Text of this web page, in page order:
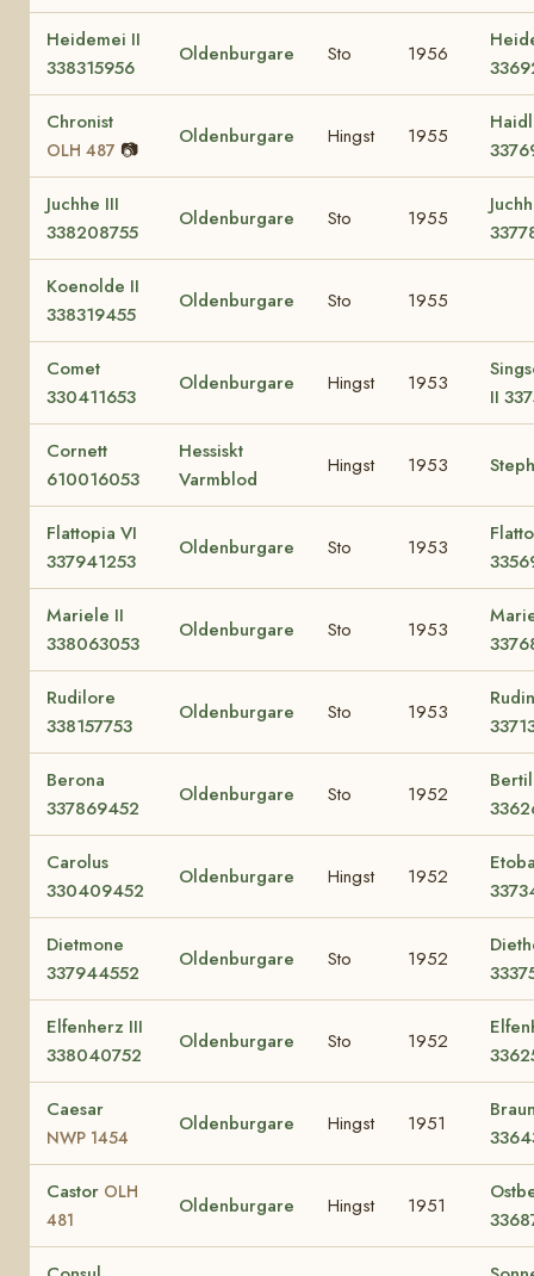
Heidemei II
338315956
Oldenburgare Sto 1956
Chronist
OLH 487 📷
Oldenburgare Hingst 1955
Juchhe III
338208755
Oldenburgare Sto 1955
Koenolde II
338319455
Oldenburgare Sto 1955
Comet
330411653
Oldenburgare Hingst 1953
II
Cornett
610016053
Hessiskt
Varmblod
Hingst 1953
Flattopia VI
337941253
Oldenburgare Sto 1953
Mariele II
338063053
Oldenburgare Sto 1953
Rudilore
338157753
Oldenburgare Sto 1953
Berona
337869452
Oldenburgare Sto 1952
Carolus
330409452
Oldenburgare Hingst 1952
Dietmone
337944552
Oldenburgare Sto 1952
Elfenherz III
338040752
Oldenburgare Sto 1952
Caesar
NWP 1454
Oldenburgare Hingst 1951
Castor OLH
481
Oldenburgare Hingst 1951